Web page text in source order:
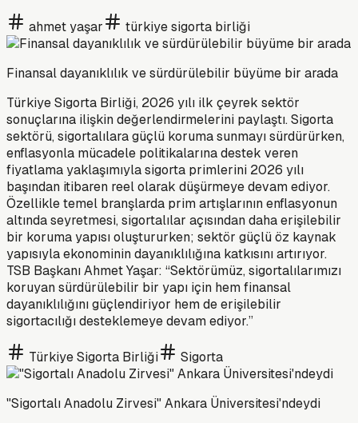
ahmet yaşar türkiye sigorta birliği
Finansal dayanıklılık ve sürdürülebilir büyüme bir arada
Türkiye Sigorta Birliği, 2026 yılı ilk çeyrek sektör
sonuçlarına ilişkin değerlendirmelerini paylaştı. Sigorta
sektörü, sigortalılara güçlü koruma sunmayı sürdürürken,
enflasyonla mücadele politikalarına destek veren
fiyatlama yaklaşımıyla sigorta primlerini 2026 yılı
başından itibaren reel olarak düşürmeye devam ediyor.
Özellikle temel branşlarda prim artışlarının enflasyonun
altında seyretmesi, sigortalılar açısından daha erişilebilir
bir koruma yapısı oluştururken; sektör güçlü öz kaynak
yapısıyla ekonominin dayanıklılığına katkısını artırıyor.
TSB Başkanı Ahmet Yaşar: “Sektörümüz, sigortalılarımızı
koruyan sürdürülebilir bir yapı için hem finansal
dayanıklılığını güçlendiriyor hem de erişilebilir
sigortacılığı desteklemeye devam ediyor.”
Türkiye Sigorta Birliği Sigorta
"Sigortalı Anadolu Zirvesi" Ankara Üniversitesi'ndeydi